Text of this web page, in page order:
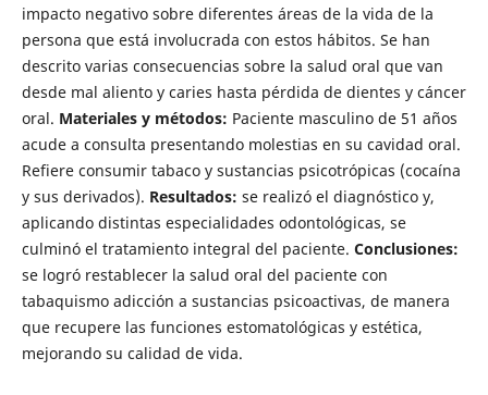
impacto negativo sobre diferentes áreas de la vida de la
persona que está involucrada con estos hábitos. Se han
descrito varias consecuencias sobre la salud oral que van
desde mal aliento y caries hasta pérdida de dientes y cáncer
oral. Materiales y métodos: Paciente masculino de 51 años
acude a consulta presentando molestias en su cavidad oral.
Refiere consumir tabaco y sustancias psicotrópicas (cocaína
y sus derivados). Resultados: se realizó el diagnóstico y,
aplicando distintas especialidades odontológicas, se
culminó el tratamiento integral del paciente. Conclusiones:
se logró restablecer la salud oral del paciente con
tabaquismo adicción a sustancias psicoactivas, de manera
que recupere las funciones estomatológicas y estética,
mejorando su calidad de vida.